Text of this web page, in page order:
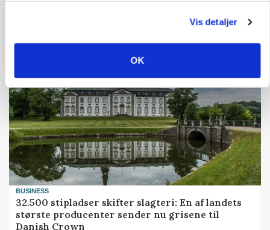
Vis detaljer
OK
BUSINESS
32.500 stipladser skifter slagteri: En af landets
største producenter sender nu grisene til
Danish Crown